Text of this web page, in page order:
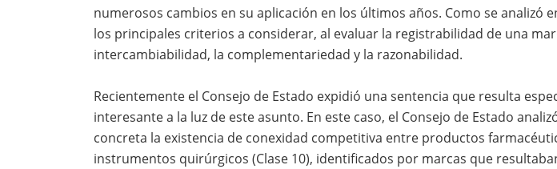
numerosos cambios en su aplicación en los últimos años. Como se analizó
los principales criterios a considerar, al evaluar la registrabilidad de una
intercambiabilidad, la complementariedad y la razonabilidad.
Recientemente el Consejo de Estado expidió una sentencia que resulta
interesante a la luz de este asunto. En este caso, el Consejo de Estado
concreta la existencia de conexidad competitiva entre productos
instrumentos quirúrgicos (Clase 10), identificados por marcas que